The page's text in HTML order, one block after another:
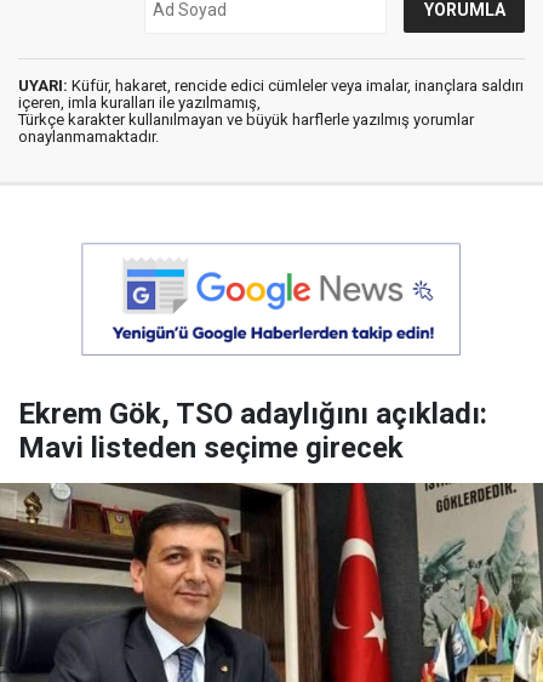
UYARI: Küfür, hakaret, rencide edici cümleler veya imalar, inançlara saldırı
içeren, imla kuralları ile yazılmamış,
Türkçe karakter kullanılmayan ve büyük harflerle yazılmış yorumlar
onaylanmamaktadır.
Ekrem Gök, TSO adaylığını açıkladı:
Mavi listeden seçime girecek